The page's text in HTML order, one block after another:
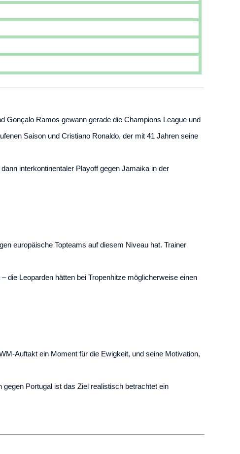
Gonçalo Ramos gewann gerade die Champions League und
Saison und Cristiano Ronaldo, der mit 41 Jahren seine
interkontinentaler Playoff gegen Jamaika in der
europäische Topteams auf diesem Niveau hat. Trainer
Leoparden hätten bei Tropenhitze möglicherweise einen
Auftakt ein Moment für die Ewigkeit, und seine Motivation,
Portugal ist das Ziel realistisch betrachtet ein